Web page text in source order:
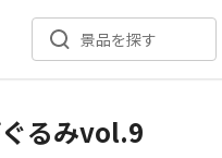
景品を探す
るみvol.9